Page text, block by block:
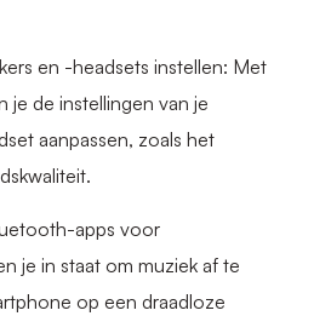
en -headsets instellen: Met
je de instellingen van je
aanpassen, zoals het
apps voor
je in staat om muziek af te
op een draadloze